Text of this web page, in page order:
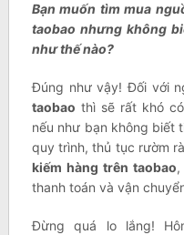
Bạn muốn tìm mua
taobao nhưng không
như thế nào?
Đúng như vậy! Đối với
taobao thì sẽ rất khó
nếu như bạn không biết
quy trình, thủ tục rườm
kiếm hàng trên taobao,
thanh toán và vận
Đừng quá lo lắng!